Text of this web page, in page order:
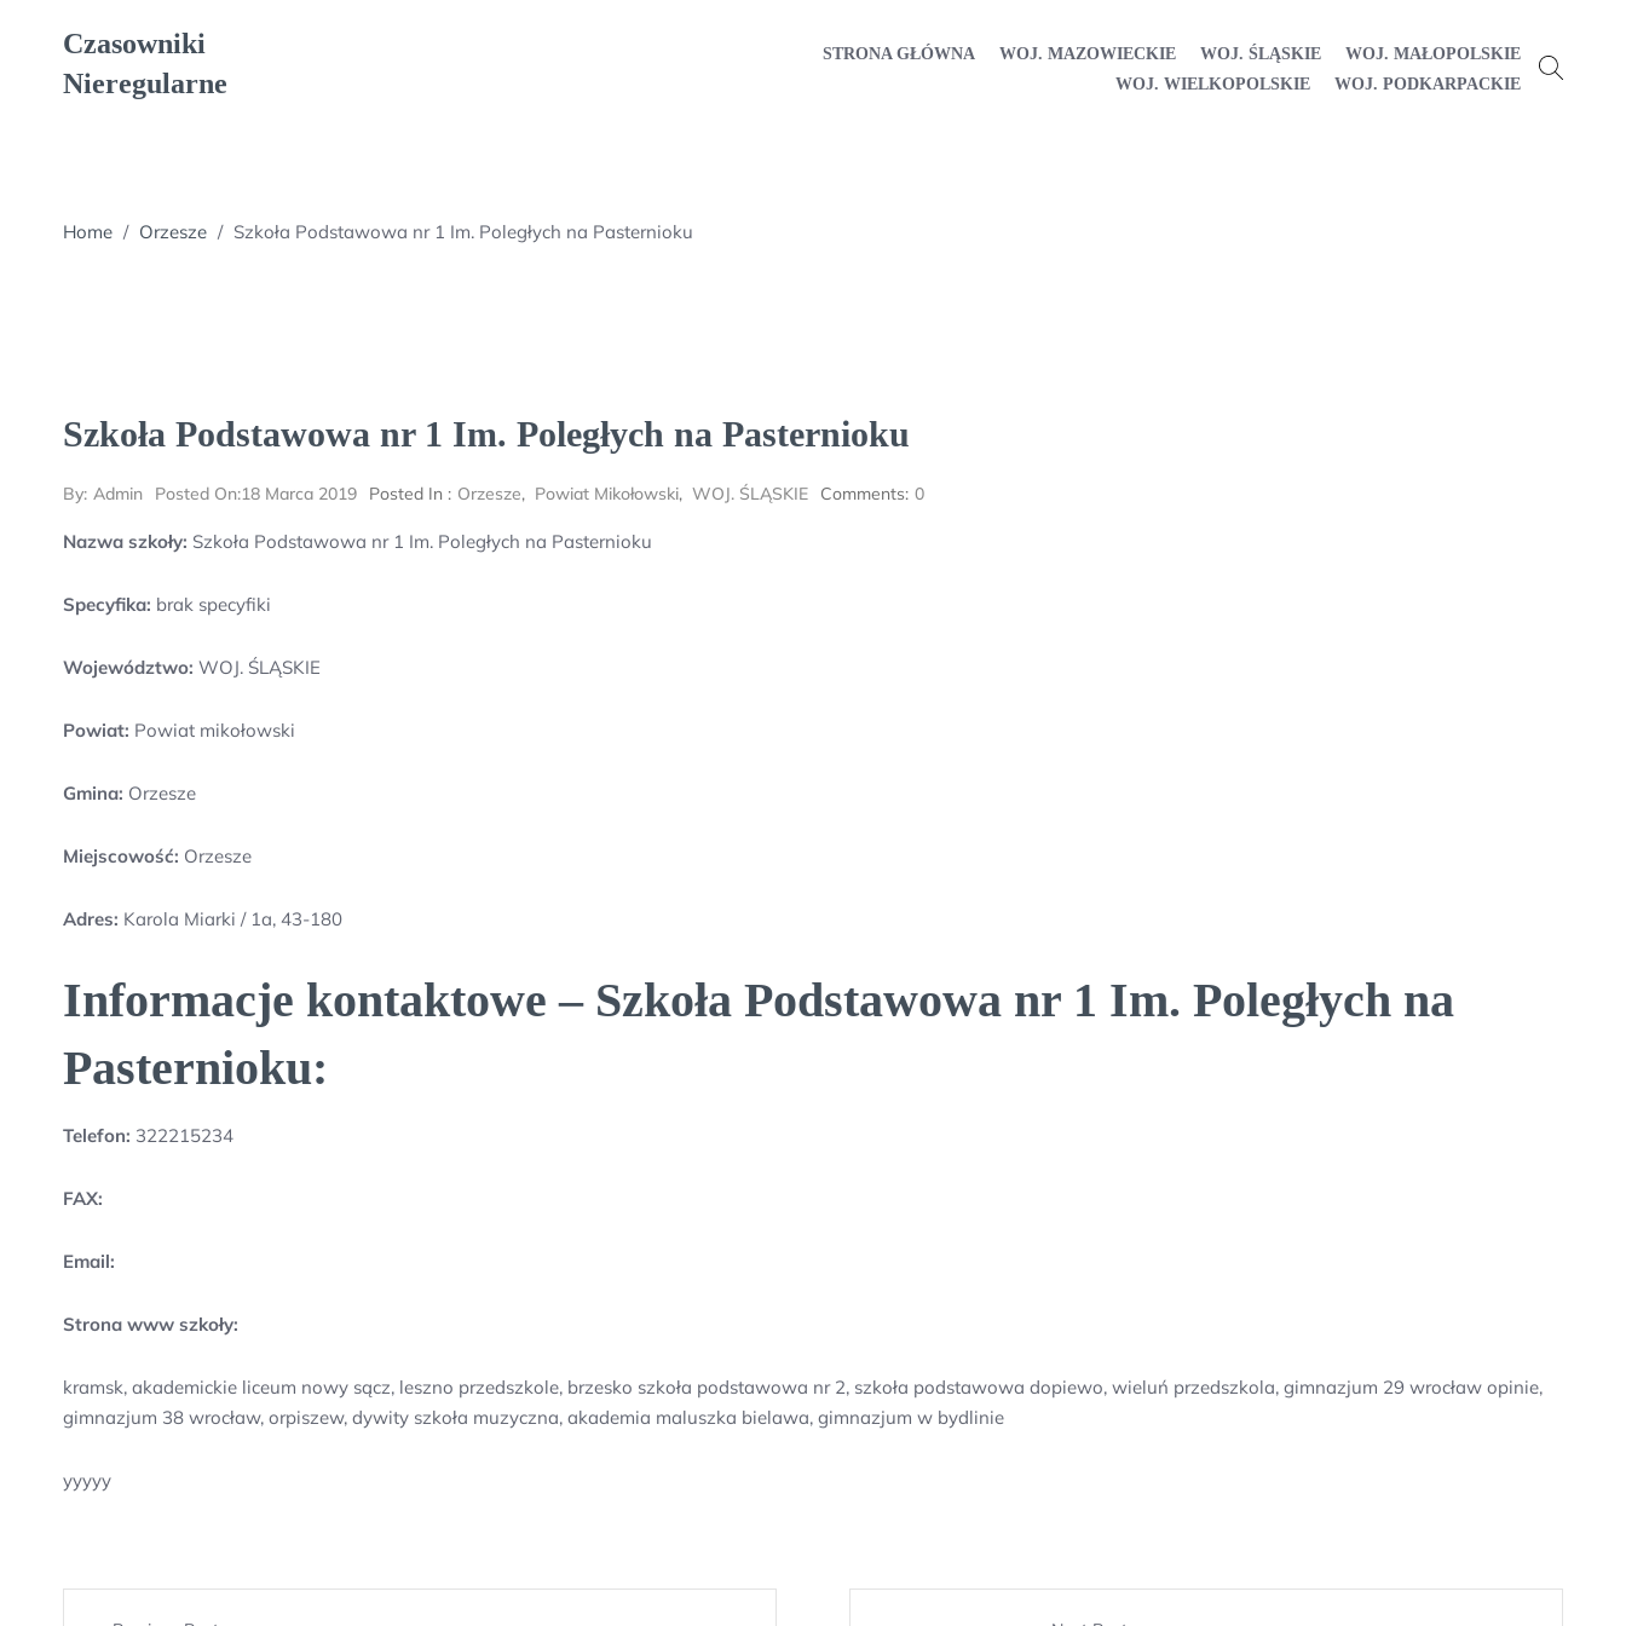
Czasowniki
Nieregularne
STRONA GŁÓWNA WOJ. MAZOWIECKIE WOJ. ŚLĄSKIE
WOJ. MAŁOPOLSKIE
WOJ. WIELKOPOLSKIE
WOJ. PODKARPACKIE
Home / Orzesze / Szkoła Podstawowa nr 1 Im. Poległych na Pasternioku
Szkoła Podstawowa nr 1 Im. Poległych na Pasternioku
By: Admin Posted On:18 Marca 2019 Posted In : Orzesze, Powiat Mikołowski, WOJ. ŚLĄSKIE Comments: 0
Nazwa szkoły: Szkoła Podstawowa nr 1 Im. Poległych na Pasternioku
Specyfika: brak specyfiki
Województwo: WOJ. ŚLĄSKIE
Powiat: Powiat mikołowski
Gmina: Orzesze
Miejscowość: Orzesze
Adres: Karola Miarki / 1a, 43-180
Informacje kontaktowe – Szkoła Podstawowa nr 1 Im. Poległych na
Pasternioku:
Telefon: 322215234
FAX:
Email:
Strona www szkoły:
kramsk, akademickie liceum nowy sącz, leszno przedszkole, brzesko szkoła podstawowa nr 2, szkoła podstawowa dopiewo, wieluń przedszkola, gimnazjum 29 wrocław opinie,
gimnazjum 38 wrocław, orpiszew, dywity szkoła muzyczna, akademia maluszka bielawa, gimnazjum w bydlinie
yyyyy